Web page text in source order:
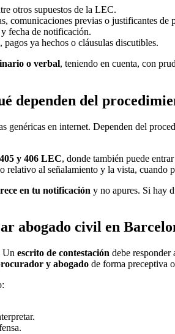
otros supuestos de la LEC.
comunicaciones previas o justificantes de
fecha de notificación.
ya hechos o cláusulas discutibles.
o verbal, teniendo en cuenta, con
dependen del
genéricas en internet. Dependen del
y 406 LEC, donde también puede
relativo al señalamiento y la vista, cuando
en tu notificación y no apures. Si hay
abogado civil en
Un escrito de contestación debe
y abogado de forma preceptiva